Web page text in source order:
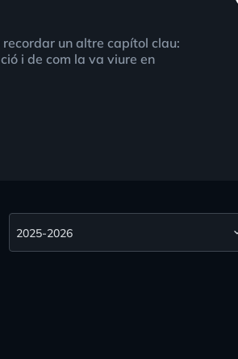
un altre capítol clau:
i de com la va viure en